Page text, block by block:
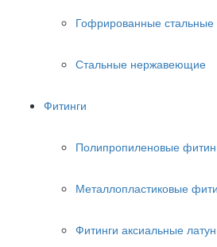
Гофрированные
Стальные нержавеющие
Фитинги
Полипропиленовые
Металлопластиковые
Фитинги аксиальные